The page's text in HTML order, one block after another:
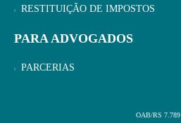
RESTITUIÇÃO DE IMPOSTOS
PARA ADVOGADOS
PARCERIAS
OAB/RS 7.789